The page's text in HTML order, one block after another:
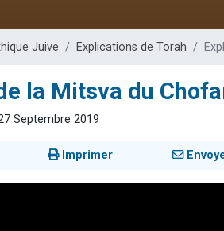
Juive Explications de Torah
la Mitsva du
Septembre 2019
Imprimer